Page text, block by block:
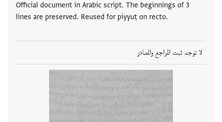
Official document in Arabic script. The beginnings of 3
lines are preserved. Reused for piyyuṭ on recto.
لا توجد ثبت المراجع والمصادر